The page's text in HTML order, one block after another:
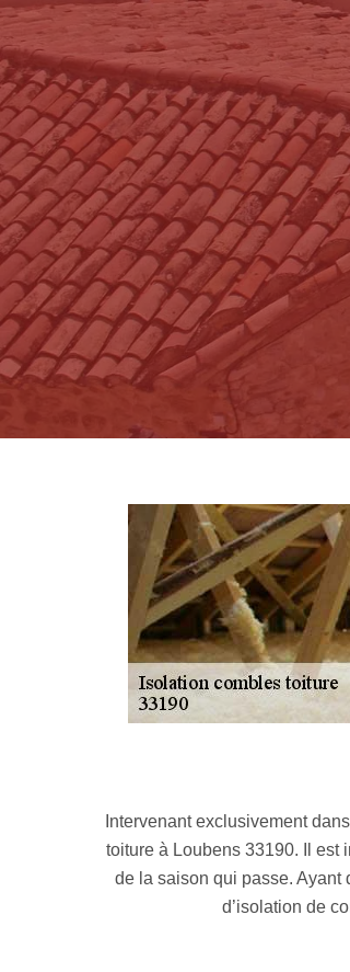
combles
en dépit
Le tarif isolation combles
d’isolation toiture à mettre
toit diffèrera selon l’état